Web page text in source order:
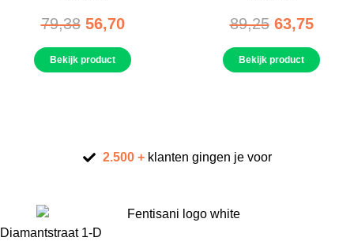
79,38 56,70
Bekijk product
89,25 63,75
Bekijk product
2.500 +klanten gingen je voor
Diamantstraat 1-D